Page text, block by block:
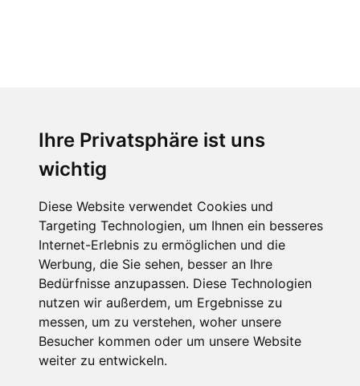
Ihre Privatsphäre ist uns
wichtig
Diese Website verwendet Cookies und
Targeting Technologien, um Ihnen ein besseres
Internet-Erlebnis zu ermöglichen und die
Werbung, die Sie sehen, besser an Ihre
Bedürfnisse anzupassen. Diese Technologien
nutzen wir außerdem, um Ergebnisse zu
messen, um zu verstehen, woher unsere
Besucher kommen oder um unsere Website
weiter zu entwickeln.
ABX hrdlo vzduchu
pro CPV - příruba
SOFORT ZUM
18,99 EUR
ABX BOSTON, CARDIF,
DENVER, NORFOLK,
PATEO - akumulační
šamot
319 EUR